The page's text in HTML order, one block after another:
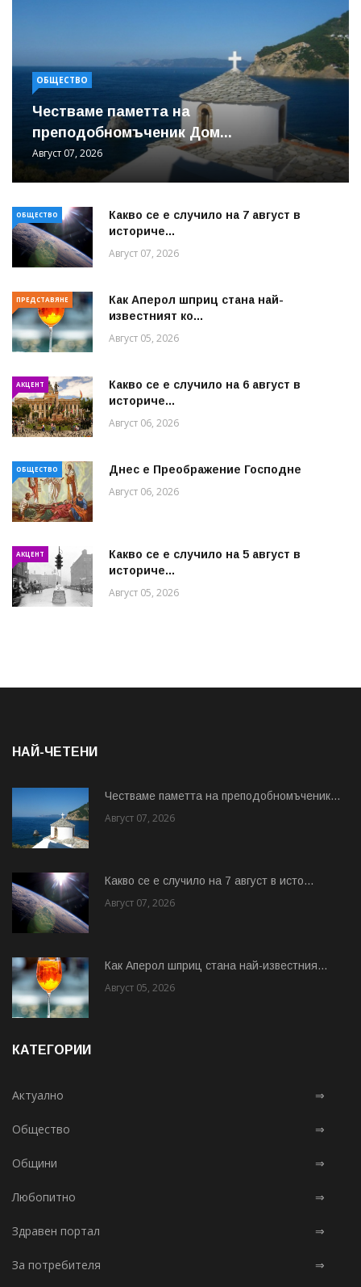
ОБЩЕСТВО
Честваме паметта на
преподобномъченик Дом...
Август 07, 2026
ОБЩЕСТВО
Какво се е случило на 7 август в
историче...
Август 07, 2026
ПРЕДСТАВЯНЕ
Как Аперол шприц стана най-
известният ко...
Август 05, 2026
АКЦЕНТ
Какво се е случило на 6 август в
историче...
Август 06, 2026
ОБЩЕСТВО Днес е Преображение Господне
Август 06, 2026
АКЦЕНТ
Какво се е случило на 5 август в
историче...
Август 05, 2026
НАЙ-ЧЕТЕНИ
Честваме паметта на преподобномъченик...
Август 07, 2026
Какво се е случило на 7 август в исто...
Август 07, 2026
Как Аперол шприц стана най-известния...
Август 05, 2026
КАТЕГОРИИ
Актуално ⇒
Общество ⇒
Общини ⇒
Любопитно ⇒
Здравен портал ⇒
За потребителя ⇒